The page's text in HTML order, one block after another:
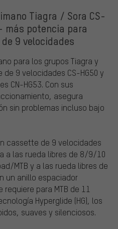
Tiagra / Sora CS-
más potencia para
9 velocidades
para los grupos Tiagra y
9 velocidades CS-HG50 y
CN-HG53. Con sus
asegura
sin problemas incluso bajo
cassette de 9 velocidades
a las rueda libres de 8/9/10
MTB y a las rueda libres de
un anillo espaciador
para MTB de 11
Hyperglide (HG), los
suaves y silenciosos.